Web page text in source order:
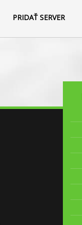
PRIDAŤ SERVER